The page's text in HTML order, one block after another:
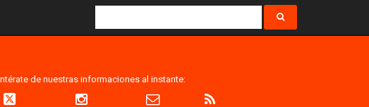
de nuestras informaciones al instante: